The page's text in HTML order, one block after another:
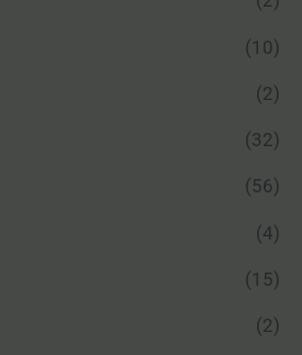
(10)
(2)
(32)
(56)
(4)
(15)
(2)